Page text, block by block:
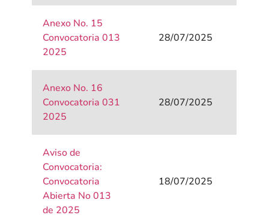
Anexo No. 15
Convocatoria 013
2025
28/07/2025
Anexo No. 16
Convocatoria 031
2025
28/07/2025
Aviso de
Convocatoria:
Convocatoria
Abierta No 013
de 2025
18/07/2025